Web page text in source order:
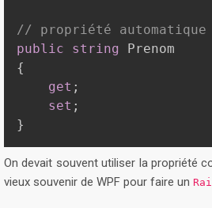
// propriété automatique
public
string
{
get ;
set ;
}
On devait souvent utiliser la propriété
vieux souvenir de WPF pour faire un